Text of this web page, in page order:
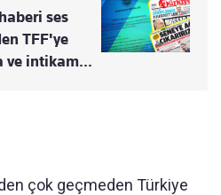
ses
TFF'ye
ve intikam...
çok geçmeden Türkiye